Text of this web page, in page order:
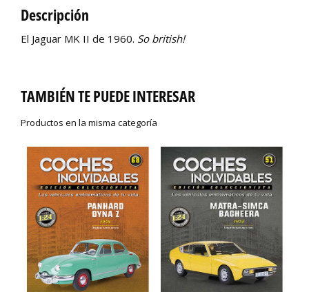
Descripción
El Jaguar MK II de 1960. So british!
TAMBIÉN TE PUEDE INTERESAR
Productos en la misma categoría